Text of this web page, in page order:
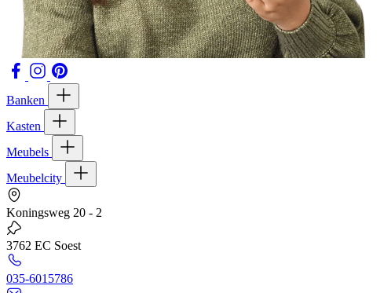
Banken
Kasten
Meubels
Meubelcity
Koningsweg 20 - 2
3762 EC Soest
035-6015786